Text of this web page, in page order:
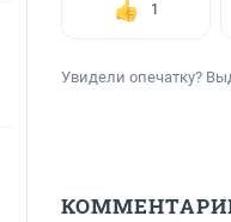
1
Увидели опечатку?